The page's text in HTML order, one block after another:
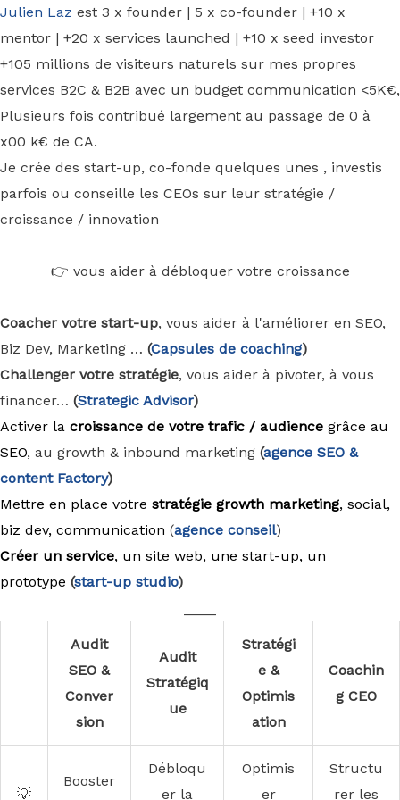
Julien Laz est 3 x founder | 5 x co-founder | +10 x
mentor | +20 x services launched | +10 x seed investor
+105 millions de visiteurs naturels sur mes propres
services B2C & B2B avec un budget communication <5K€,
Plusieurs fois contribué largement au passage de 0 à
x00 k€ de CA.
Je crée des start-up, co-fonde quelques unes , investis
parfois ou conseille les CEOs sur leur stratégie /
croissance / innovation
👉 vous aider à débloquer votre croissance
Coacher votre start-up, vous aider à l'améliorer en SEO,
Biz Dev, Marketing … (Capsules de coaching)
Challenger votre stratégie, vous aider à pivoter, à vous
financer… (Strategic Advisor)
Activer la croissance de votre trafic / audience grâce au
SEO, au growth & inbound marketing (agence SEO &
content Factory)
Mettre en place votre stratégie growth marketing, social,
biz dev, communication (agence conseil)
Créer un service, un site web, une start-up, un
prototype (start-up studio)
Audit
SEO &
Conver
sion
Audit
Stratégiq
ue
Stratégi
e &
Optimis
ation
Coachin
g CEO
💡
Booster
Débloqu
er la
Optimis
er
Structu
rer les